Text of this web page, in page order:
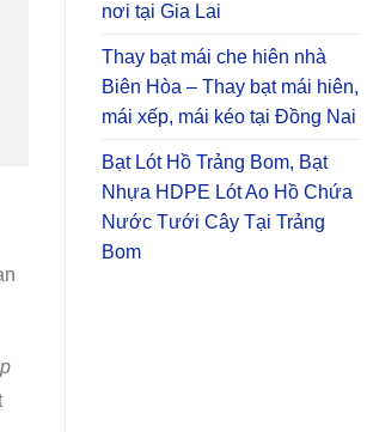
nơi tại Gia Lai
Thay bạt mái che hiên nhà
Biên Hòa – Thay bạt mái hiên,
mái xếp, mái kéo tại Đồng Nai
Bạt Lót Hồ Trảng Bom, Bạt
Nhựa HDPE Lót Ao Hồ Chứa
Nước Tưới Cây Tại Trảng
Bom